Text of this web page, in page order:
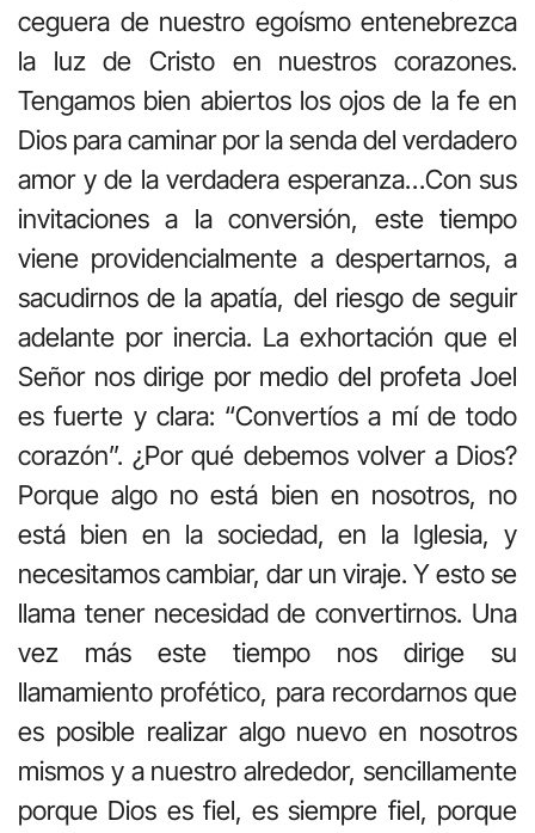
ceguera de nuestro egoísmo entenebrezca
la luz de Cristo en nuestros corazones.
Tengamos bien abiertos los ojos de la fe en
Dios para caminar por la senda del verdadero
amor y de la verdadera esperanza…Con sus
invitaciones a la conversión, este tiempo
viene providencialmente a despertarnos, a
sacudirnos de la apatía, del riesgo de seguir
adelante por inercia. La exhortación que el
Señor nos dirige por medio del profeta Joel
es fuerte y clara: “Convertíos a mí de todo
corazón”. ¿Por qué debemos volver a Dios?
Porque algo no está bien en nosotros, no
está bien en la sociedad, en la Iglesia, y
necesitamos cambiar, dar un viraje. Y esto se
llama tener necesidad de convertirnos. Una
vez más este tiempo nos dirige su
llamamiento profético, para recordarnos que
es posible realizar algo nuevo en nosotros
mismos y a nuestro alrededor, sencillamente
porque Dios es fiel, es siempre fiel, porque